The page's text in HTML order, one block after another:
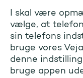
I skal være
vælge, at
sin telefons
bruge vores
denne
bruge appen